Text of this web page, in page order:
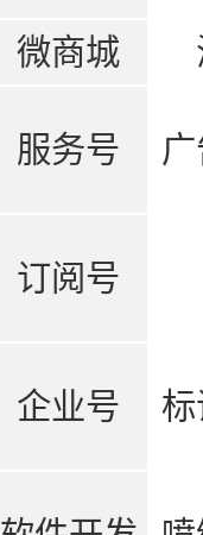
微商城
服务号
订阅号
企业号